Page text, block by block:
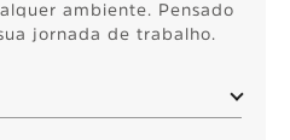
ambiente. Pensado
jornada de trabalho.